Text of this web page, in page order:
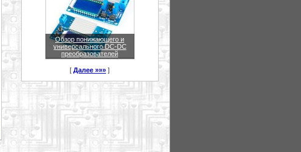
Обзор понижающего и
универсального DC-DC
преобразователей
[ Далее »»» ]